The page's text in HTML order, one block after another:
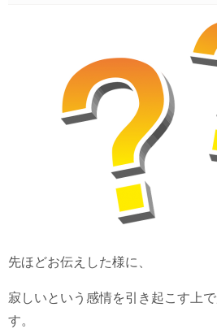
先ほどお伝えした様に、
寂しいという感情を引き起こす上
す。